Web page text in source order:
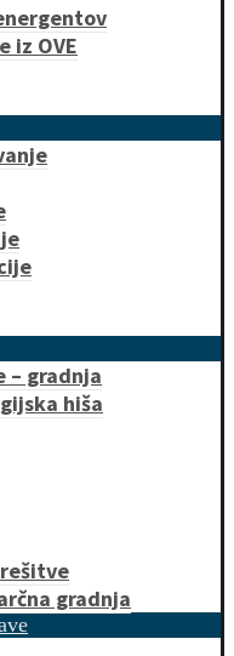
iz OVE
– gradnja
hiša
gradnja